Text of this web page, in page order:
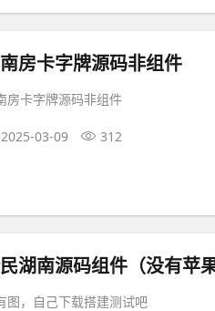
房卡字牌源码非组件
房卡字牌源码非组件
2025-03-09 312
湖南源码组件（没有苹果
图，自己下载搭建测试吧